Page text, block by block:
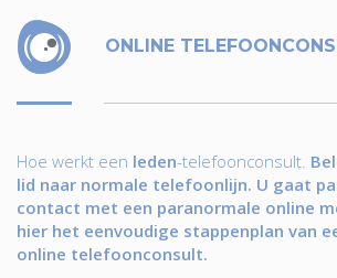
ONLINE
Hoe werkt een leden-telefoonconsult.
lid naar normale telefoonlijn. U gaat
contact met een paranormale online
hier het eenvoudige stappenplan van
online telefoonconsult.